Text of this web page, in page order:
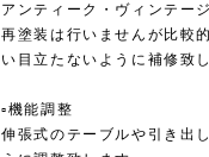
アンティーク・ヴィンテー
再塗装は行いませんが比較
い目立たないように補修致
▫︎機能調整
伸張式のテーブルや引き出